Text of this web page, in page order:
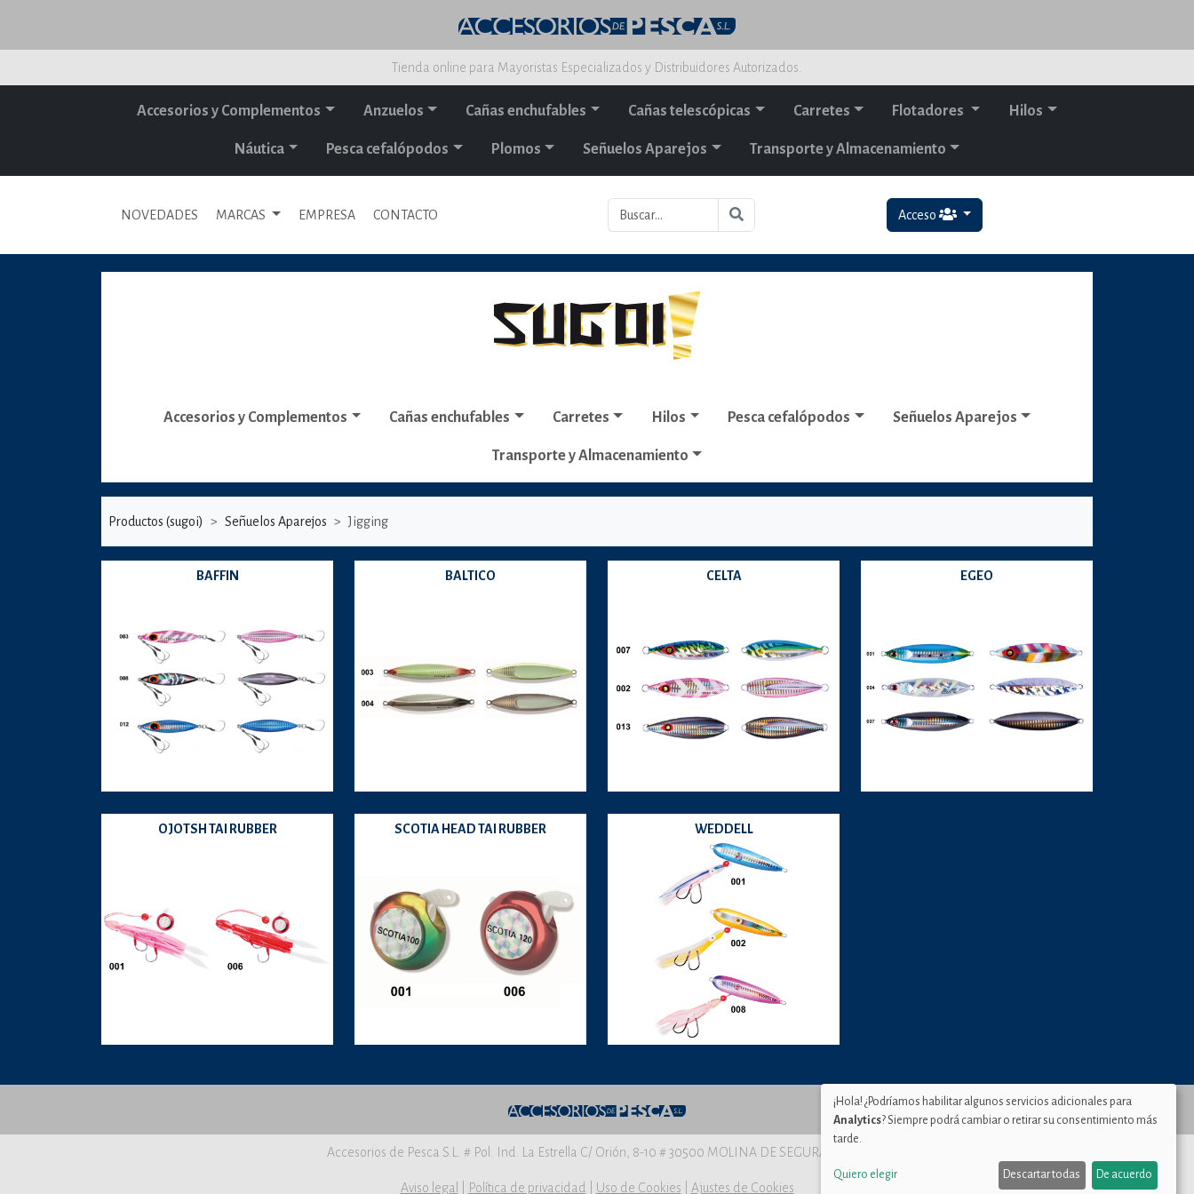
Tienda online para Mayoristas Especializados y Distribuidores Autorizados.
Accesorios y Complementos Anzuelos Cañas enchufables Cañas telescópicas Carretes Flotadores Hilos
Náutica Pesca cefalópodos Plomos Señuelos Aparejos Transporte y Almacenamiento
NOVEDADES MARCAS EMPRESA CONTACTO Acceso
Accesorios y Complementos Cañas enchufables Carretes Hilos Pesca cefalópodos Señuelos Aparejos
Transporte y Almacenamiento
Productos (sugoi) Señuelos Aparejos Jigging
BAFFIN BALTICO CELTA EGEO
OJOTSH TAI RUBBER SCOTIA HEAD TAI RUBBER WEDDELL
Accesorios de Pesca S.L. # Pol. Ind. La Estrella C/ Orión, 8-10 # 30500 MOLINA DE SEGURA Murcia
Aviso legal Política de privacidad Uso de Cookies Ajustes de Cookies
¡Hola! ¿Podríamos habilitar algunos servicios adicionales para
Analytics? Siempre podrá cambiar o retirar su consentimiento más
tarde.
Quiero elegir Descartar todas De acuerdo